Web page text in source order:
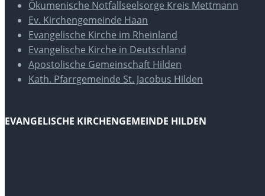
Ökumenische Notfallseelsorge Kreis Mettmann
Ev. Kirchengemeinde Haan
Evangelische Kirche im Rheinland
Evangelische Kirche in Deutschland
Apostolische Gemeinschaft Hilden
Kath. Pfarrgemeinde St. Jacobus Hilden
EVANGELISCHE KIRCHENGEMEINDE HILDEN